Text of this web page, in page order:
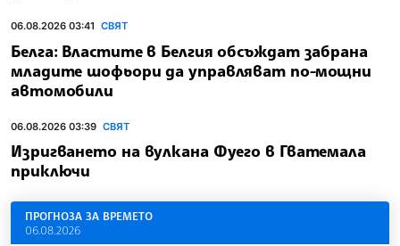
06.08.2026 03:41 СВЯТ
Белга: Властите в Белгия обсъждат забрана
младите шофьори да управляват по-мощни
автомобили
06.08.2026 03:39 СВЯТ
Изригването на вулкана Фуего в Гватемала
приключи
ПРОГНОЗА ЗА ВРЕМЕТО
06.08.2026